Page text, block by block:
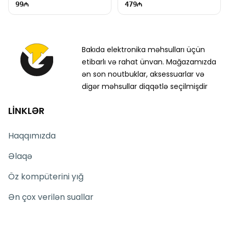
99 479
Bakıda elektronika məhsulları üçün
etibarlı və rahat ünvan. Mağazamızda
ən son noutbuklar, aksessuarlar və
digər məhsullar diqqətlə seçilmişdir
LİNKLƏR
Haqqımızda
Əlaqə
Öz kompüterini yığ
Ən çox verilən suallar